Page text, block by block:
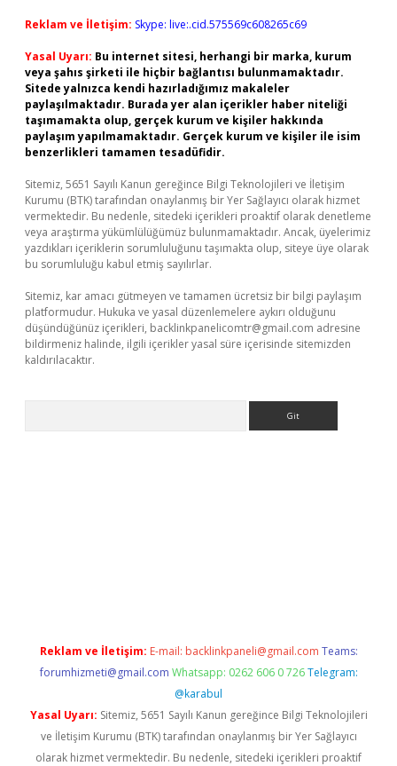
Reklam ve İletişim: Skype: live:.cid.575569c608265c69
Yasal Uyarı: Bu internet sitesi, herhangi bir marka, kurum
veya şahıs şirketi ile hiçbir bağlantısı bulunmamaktadır.
Sitede yalnızca kendi hazırladığımız makaleler
paylaşılmaktadır. Burada yer alan içerikler haber niteliği
taşımamakta olup, gerçek kurum ve kişiler hakkında
paylaşım yapılmamaktadır. Gerçek kurum ve kişiler ile isim
benzerlikleri tamamen tesadüfidir.
Sitemiz, 5651 Sayılı Kanun gereğince Bilgi Teknolojileri ve İletişim
Kurumu (BTK) tarafından onaylanmış bir Yer Sağlayıcı olarak hizmet
vermektedir. Bu nedenle, sitedeki içerikleri proaktif olarak denetleme
veya araştırma yükümlülüğümüz bulunmamaktadır. Ancak, üyelerimiz
yazdıkları içeriklerin sorumluluğunu taşımakta olup, siteye üye olarak
bu sorumluluğu kabul etmiş sayılırlar.
Sitemiz, kar amacı gütmeyen ve tamamen ücretsiz bir bilgi paylaşım
platformudur. Hukuka ve yasal düzenlemelere aykırı olduğunu
düşündüğünüz içerikleri, backlinkpanelicomtr@gmail.com adresine
bildirmeniz halinde, ilgili içerikler yasal süre içerisinde sitemizden
kaldırılacaktır.
Reklam ve İletişim: E-mail: backlinkpaneli@gmail.com Teams:
forumhizmeti@gmail.com Whatsapp: 0262 606 0 726 Telegram:
@karabul
Yasal Uyarı: Sitemiz, 5651 Sayılı Kanun gereğince Bilgi Teknolojileri
ve İletişim Kurumu (BTK) tarafından onaylanmış bir Yer Sağlayıcı
olarak hizmet vermektedir. Bu nedenle, sitedeki içerikleri proaktif